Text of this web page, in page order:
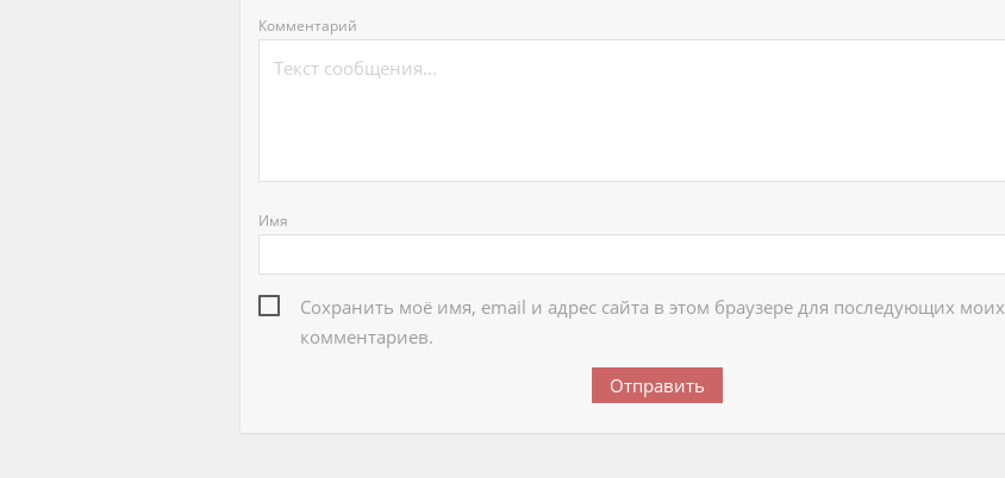
Комментарий
Имя
Сохранить моё имя, email и адрес сайта в этом браузере для последующих моих
комментариев.